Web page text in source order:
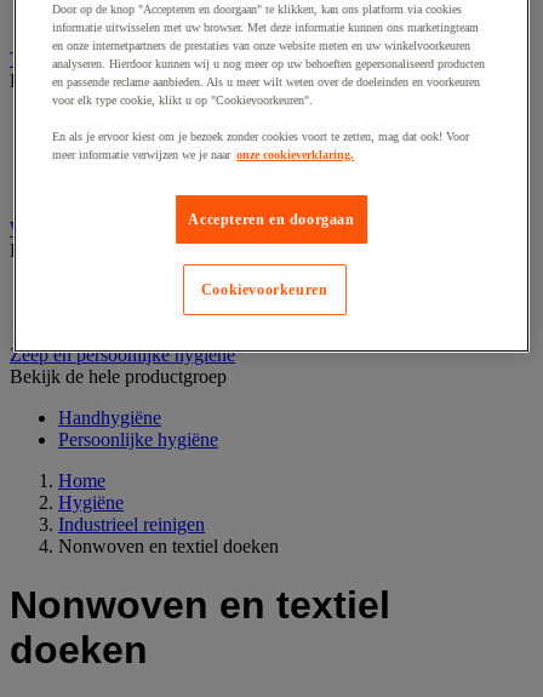
Schoonmaakkar
Toiletpapier en tissues
Bekijk de hele productgroep
Jumbo toiletpapier
Toiletpapier
Wasgoedwagen en linnenkast
Bekijk de hele productgroep
Waszak en accessoires
Zeep en persoonlijke hygiëne
Bekijk de hele productgroep
Handhygiëne
Persoonlijke hygiëne
Home
Hygiëne
Industrieel reinigen
Nonwoven en textiel doeken
Nonwoven en textiel
doeken
Door op de knop "Accepteren en doorgaan" te klikken, kan ons platform via cookies
informatie uitwisselen met uw browser. Met deze informatie kunnen ons marketingteam
en onze internetpartners de prestaties van onze website meten en uw winkelvoorkeuren
analyseren. Hierdoor kunnen wij u nog meer op uw behoeften gepersonaliseerd producten
en passende reclame aanbieden. Als u meer wilt weten over de doeleinden en voorkeuren
voor elk type cookie, klikt u op "Cookievoorkeuren".
En als je ervoor kiest om je bezoek zonder cookies voort te zetten, mag dat ook! Voor
meer informatie verwijzen we je naar onze cookieverklaring.
Accepteren en doorgaan
Cookievoorkeuren